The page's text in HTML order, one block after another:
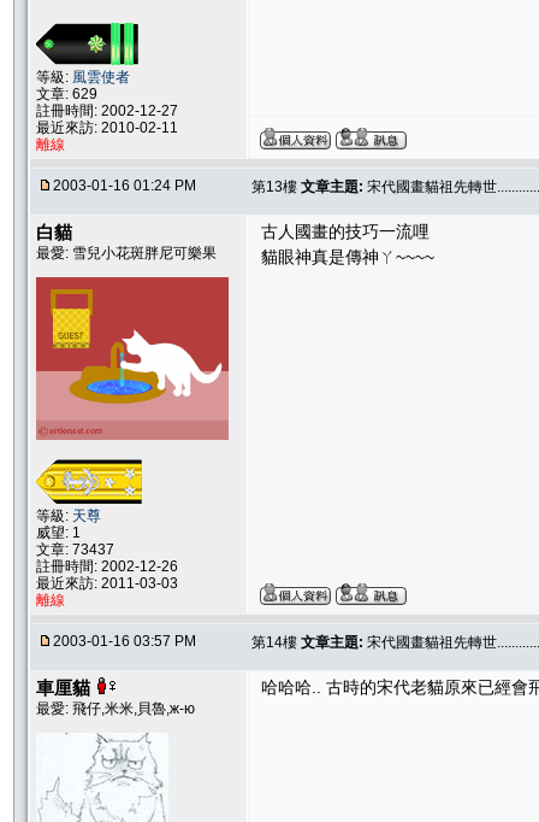
等級: 風雲使者
文章: 629
註冊時間: 2002-12-27
最近來訪: 2010-02-11
離線
2003-01-16 01:24 PM 第13樓 文章主題: 宋代國畫貓祖先轉世
白貓
最愛: 雪兒小花斑胖尼可樂果
等級: 天尊
威望: 1
文章: 73437
註冊時間: 2002-12-26
最近來訪: 2011-03-03
離線
古人國畫的技巧一流哩
貓眼神真是傳神ㄚ~~~~
2003-01-16 03:57 PM 第14樓 文章主題: 宋代國畫貓祖先轉世
車厘貓
最愛: 飛仔,米米,貝魯,ж-ю
哈哈哈.. 古時的宋代老貓原來已經會